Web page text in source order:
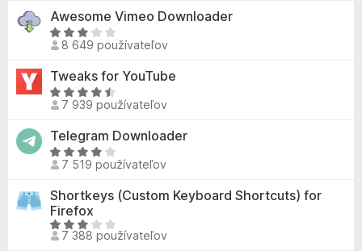
3
z
5
:
2
8
z
5
e
n
i
2
3
z
5
d
n
o
e
n
i
4
5
Awesome Vimeo Downloader
H
o
d
n
o
e
n
i
:
3
,
8 649 používateľov
Tweaks for YouTube
H
o
d
n
o
e
n
i
7 939 používateľov
Telegram Downloader
H
o
d
n
o
t
7 519 používateľov
Shortkeys (Custom Keyboard Shortcuts) for
Firefox
H
o
7 388 používateľov